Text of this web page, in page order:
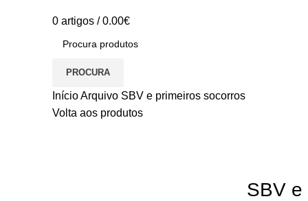
0 artigos / 0.00€
PROCURA
InícioArquivo SBV e primeiros socorros
Volta aos produtos
SBV e